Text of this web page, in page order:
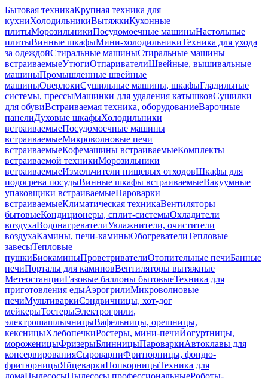
Бытовая техникаКрупная техника для
кухниХолодильникиВытяжкиКухонные
плитыМорозильникиПосудомоечные машиныНастольные
плитыВинные шкафыМини-холодильникиТехника для ухода
за одеждойСтиральные машиныСтиральные машины
встраиваемыеУтюгиОтпаривателиШвейные, вышивальные
машиныПромышленные швейные
машиныОверлокиСушильные машины, шкафыГладильные
системы, прессыМашинки для удаления катышковСушилки
для обувиВстраиваемая техника, оборудованиеВарочные
панелиДуховые шкафыХолодильники
встраиваемыеПосудомоечные машины
встраиваемыеМикроволновые печи
встраиваемыеКофемашины встраиваемыеКомплекты
встраиваемой техникиМорозильники
встраиваемыеИзмельчители пищевых отходовШкафы для
подогрева посудыВинные шкафы встраиваемыеВакуумные
упаковщики встраиваемыеПароварки
встраиваемыеКлиматическая техникаВентиляторы
бытовыеКондиционеры, сплит-системыОхладители
воздухаВодонагревателиУвлажнители, очистители
воздухаКамины, печи-каминыОбогревателиТепловые
завесыТепловые
пушкиБиокаминыПроветривателиОтопительные печиБанные
печиПорталы для каминовВентиляторы вытяжные
МетеостанцииГазовые баллоны бытовыеТехника для
приготовления едыАэрогрилиМикроволновые
печиМультиваркиСэндвичницы, хот-дог
мейкерыТостерыЭлектрогрили,
электрошашлычницыВафельницы, орешницы,
кексницыХлебопечкиРостеры, мини-печиЙогуртницы,
мороженицыФризерыБлинницыПароваркиАвтоклавы для
консервированияСыроварниФритюрницы, фондю-
фритюрницыЯйцеваркиПопкорницыТехника для
домаПылесосыПылесосы профессиональныеРоботы-